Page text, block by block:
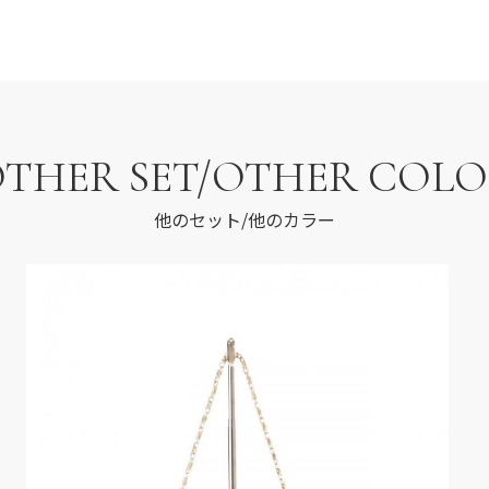
SET/OTHER
他のセット/他のカラー